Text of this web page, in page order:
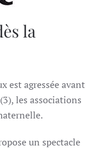
la
est agressée avant
les associations
un spectacle